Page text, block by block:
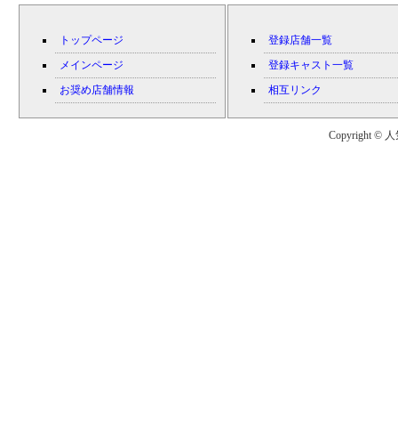
トップページ
メインページ
お奨め店舗情報
登録店舗一覧
登録キャスト一覧
相互リンク
Copyright © 人